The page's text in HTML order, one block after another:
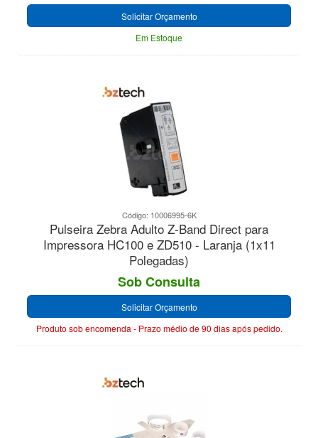
Solicitar Orçamento
Em Estoque
Código: 10006995-6K
Pulseira Zebra Adulto Z-Band Direct para
Impressora HC100 e ZD510 - Laranja (1x11
Polegadas)
Sob Consulta
Solicitar Orçamento
Produto sob encomenda - Prazo médio de 90 dias após pedido.